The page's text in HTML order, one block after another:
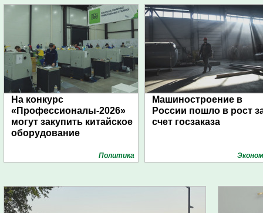
На конкурс
«Профессионалы-2026»
могут закупить китайское
оборудование
Политика
Машиностроение в
России пошло в рост
счет госзаказа